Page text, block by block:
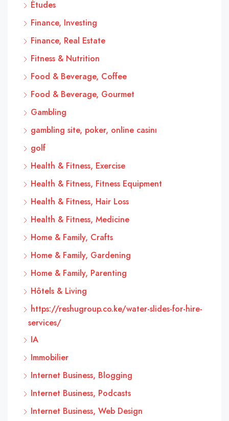
Études
Finance, Investing
Finance, Real Estate
Fitness & Nutrition
Food & Beverage, Coffee
Food & Beverage, Gourmet
Gambling
gambling site, poker, online casinı
golf
Health & Fitness, Exercise
Health & Fitness, Fitness Equipment
Health & Fitness, Hair Loss
Health & Fitness, Medicine
Home & Family, Crafts
Home & Family, Gardening
Home & Family, Parenting
Hôtels & Living
https://reshugroup.co.ke/water-slides-for-hire-
services/
IA
Immobilier
Internet Business, Blogging
Internet Business, Podcasts
Internet Business, Web Design